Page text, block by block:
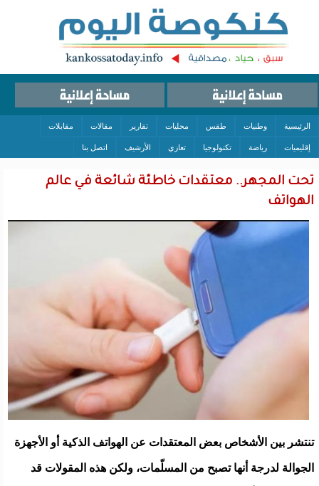
الرئيسية وطنيات طقس محليات تقارير مقالات مقابلات
إقليميات رياضة تكنولوجيا تعازي الأرشيف اتصل بنا
تحت المجهر.. معتقدات خاطئة شائعة في عالم
الهواتف
تنتشر بين الأشخاص بعض المعتقدات عن الهواتف الذكية أو الأجهزة
الجوالة لدرجة أنها تصبح من المسلّمات، ولكن هذه المقولات قد